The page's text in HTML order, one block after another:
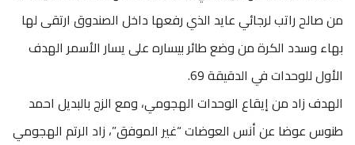
من صالح راتب لرجائي عايد الذي رفعها داخل الصندوق ارتقى لها
بهاء وسدد الكرة من وضع طائر بيساره على يسار الأسمر الهدف
الأول للوحدات في الدقيقة 69.
الهدف زاد من إيقاع الوحدات الهجومي، ومع الزج بالبديل احمد
طنوس عوضا عن أنس العوضات “غير الموفق”، زاد الرتم الهجومي